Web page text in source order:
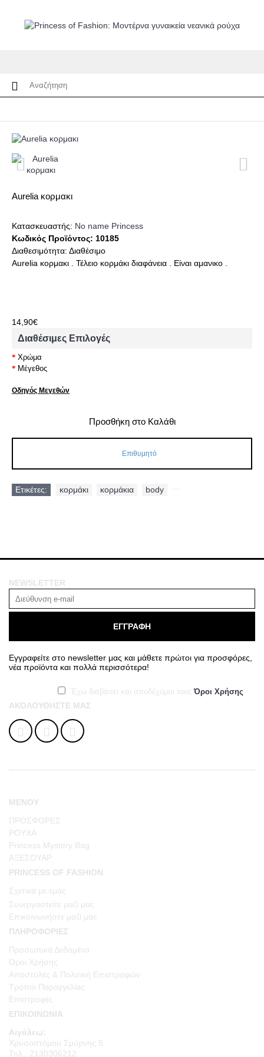
Aurelia κορμακι
Κατασκευαστής: No name Princess
Κωδικός Προϊόντος: 10185
Διαθεσιμότητα: Διαθέσιμο
Aurelia κορμακι . Τέλειο κορμάκι διαφάνεια . Είναι αμανικο .
14,90€
Διαθέσιμες Επιλογές
Χρώμα
Μέγεθος
Οδηγός Μεγεθών
Προσθήκη στο Καλάθι
Επιθυμητό
Ετικέτες: κορμάκι κορμάκια body
NEWSLETTER
ΕΓΓΡΑΦΗ
Εγγραφείτε στο newsletter μας και μάθετε πρώτοι για προσφόρες,
νέα προϊόντα και πολλά περισσότερα!
Έχω διαβάσει και αποδέχομαι τουςΌροι Χρήσης
ΑΚΟΛΟΥΘΉΣΤΕ ΜΑΣ
ΜΕΝΟΥ
ΠΡΟΣΦΟΡΕΣ
ΡΟΥΧΑ
Princess Mystery Bag
ΑΞΕΣΟΥΑΡ
PRINCESS OF FASHION
Σχετικά με εμάς
Συνεργαστείτε μαζί μας
Επικοινωνήστε μαζί μας
ΠΛΗΡΟΦΟΡΙΕΣ
Προσωπικά Δεδομένα
Όροι Χρήσης
Αποστολές & Πολιτική Επιστροφών
Τρόποι Παραγγελίας
Επιστροφές
ΕΠΙΚΟΙΝΩΝΙΑ
Αιγάλεω:
Χρυσοστόμου Σμύρνης 5
Τηλ.: 2130306212